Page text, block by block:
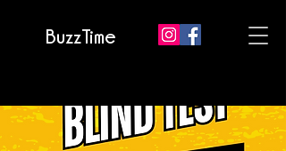
BuzzTime